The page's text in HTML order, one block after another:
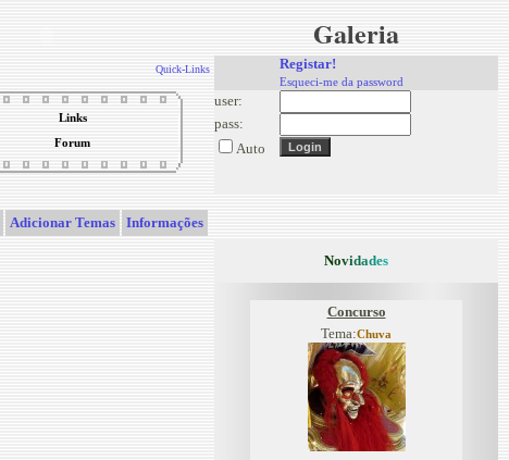
Quick-Links
Links
Forum
Adicionar Temas Informações
Galeria
Registar!
Esqueci-me da password
user:
pass:
Auto
Novidades
Concurso
Tema:Chuva